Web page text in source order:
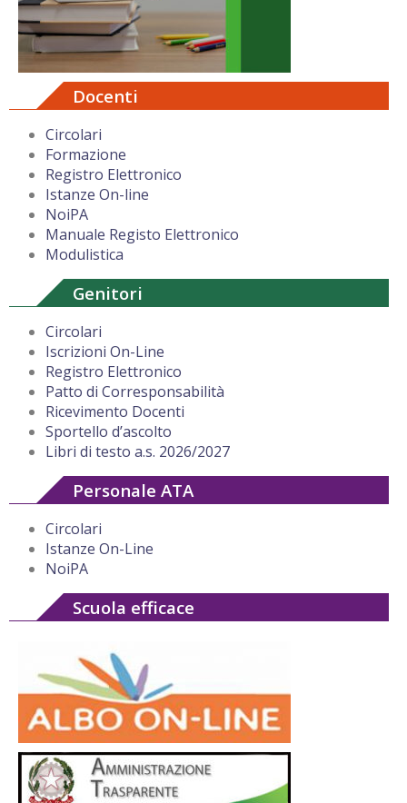
Docenti
Circolari
Formazione
Registro Elettronico
Istanze On-line
NoiPA
Manuale Registo Elettronico
Modulistica
Genitori
Circolari
Iscrizioni On-Line
Registro Elettronico
Patto di Corresponsabilità
Ricevimento Docenti
Sportello d’ascolto
Libri di testo a.s. 2026/2027
Personale ATA
Circolari
Istanze On-Line
NoiPA
Scuola efficace